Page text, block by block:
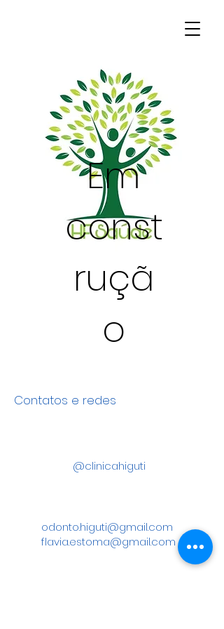
Em
const
ruçã
o
Contatos e redes
@clinicahiguti
odonto.higuti@gmail.com
flavia.estoma@gmail.com